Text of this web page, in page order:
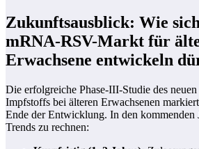
Zukunftsausblick: Wie
mRNA‑RSV-Markt für
Erwachsene entwickeln
Die erfolgreiche Phase‑III-Studie des
Impfstoffs bei älteren Erwachsenen
Ende der Entwicklung. In den kommenden
Trends zu rechnen: